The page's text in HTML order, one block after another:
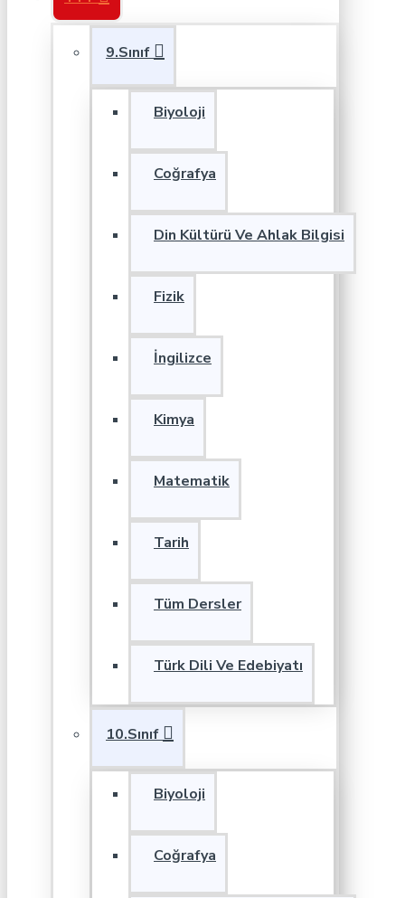
9.Sınıf
Biyoloji
Coğrafya
Din Kültürü Ve Ahlak Bilgisi
Fizik
İngilizce
Kimya
Matematik
Tarih
Tüm Dersler
Türk Dili Ve Edebiyatı
10.Sınıf
Biyoloji
Coğrafya